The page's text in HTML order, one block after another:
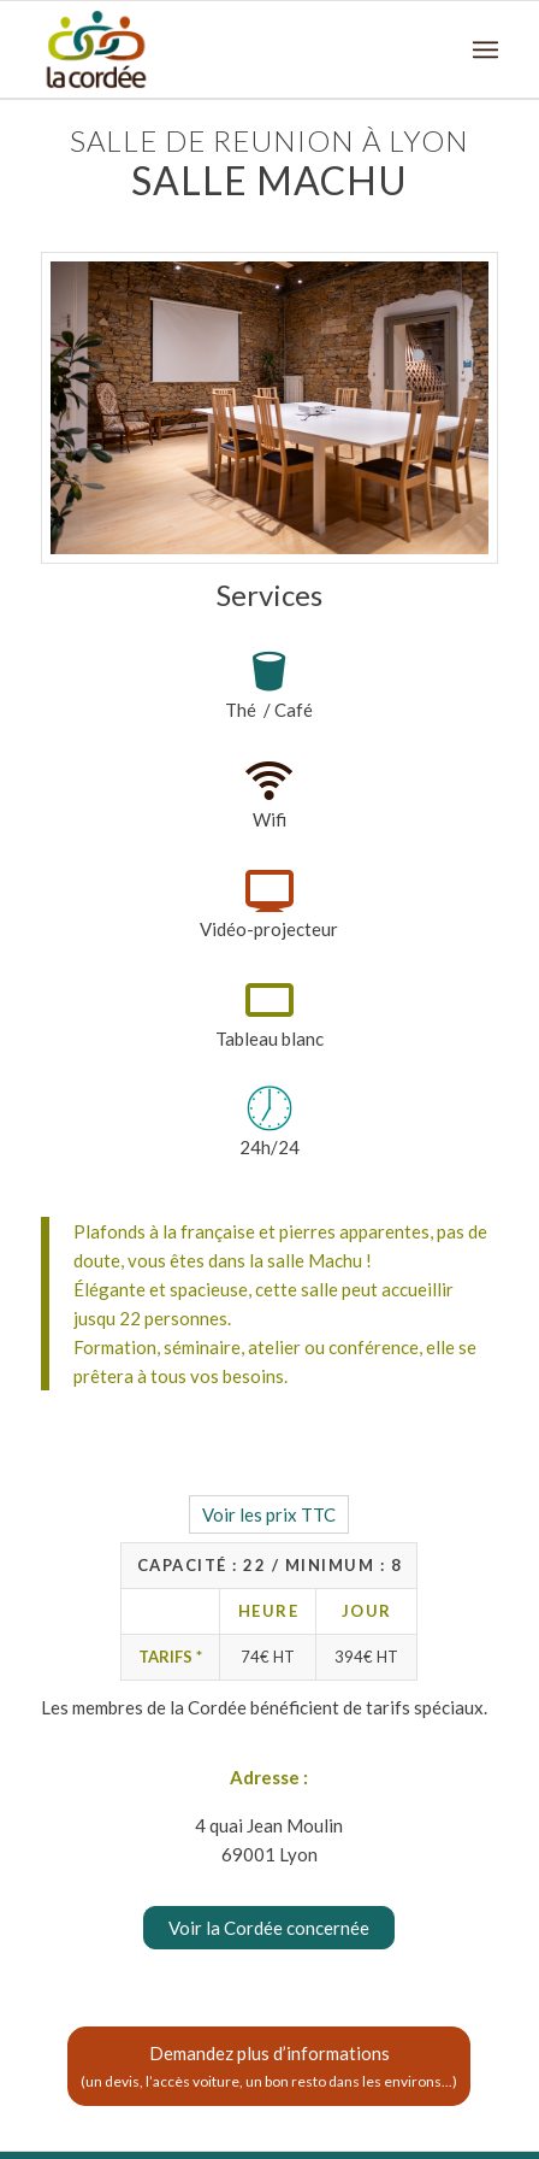
SALLE DE REUNION À LYON
SALLE MACHU
Services
Thé / Café
Wifi
Vidéo-projecteur
Tableau blanc
24h/24
Plafonds à la française et pierres apparentes, pas de
doute, vous êtes dans la salle Machu !
Élégante et spacieuse, cette salle peut accueillir
jusqu 22 personnes.
Formation, séminaire, atelier ou conférence, elle se
prêtera à tous vos besoins.
Voir les prix TTC
CAPACITÉ : 22 / MINIMUM : 8
HEURE JOUR
TARIFS * 74€HT 394€HT
Les membres de la Cordée bénéficient de tarifs spéciaux.
Adresse :
4 quai Jean Moulin
69001 Lyon
Voir la Cordée concernée
Demandez plus d’informations
(un devis, l’accès voiture, un bon resto dans les environs...)